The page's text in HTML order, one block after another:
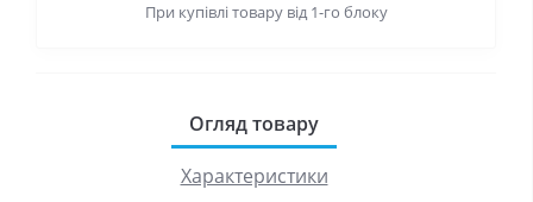
При купівлі товару від 1-го блоку
Огляд товару
Характеристики